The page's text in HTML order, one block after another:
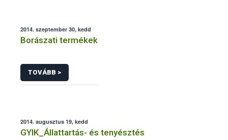
2014. szeptember 30, kedd
Borászati termékek
TOVÁBB >
2014. augusztus 19, kedd
GYIK_Állattartás- és tenyésztés